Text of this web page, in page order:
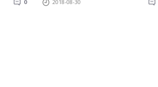
0 2018-08-30